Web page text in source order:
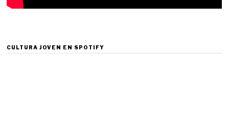
CULTURA JOVEN EN SPOTIFY